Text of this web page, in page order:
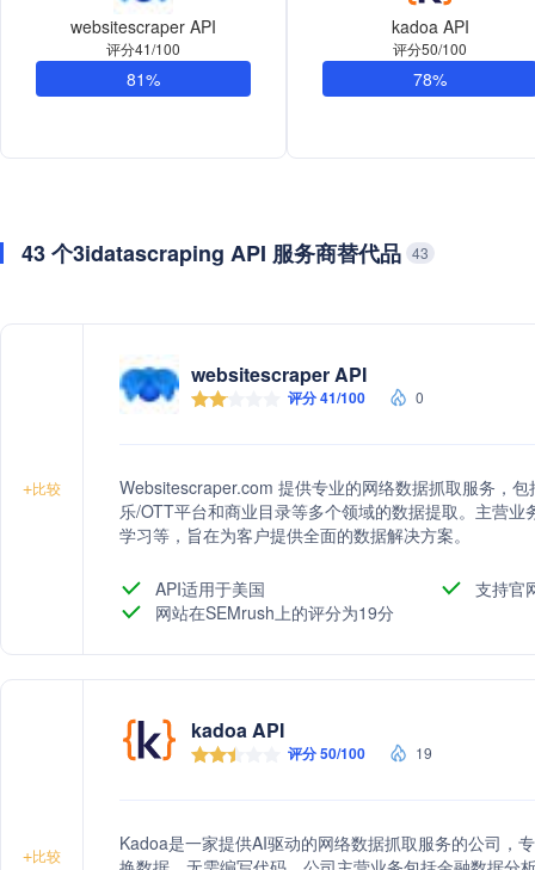
websitescraper API
评分41/100
81%
kadoa API
评分50/100
78%
43 个3idatascraping API 服务商替代品 43
+比较
websitescraper API
评分 41/100 0
Websitescraper.com 提供专业的网络数据抓取服务，
乐/OTT平台和商业目录等多个领域的数据提取。主营
学习等，旨在为客户提供全面的数据解决方案。
API适用于美国
支持官
网站在SEMrush上的评分为19分
+比较
kadoa API
评分 50/100 19
Kadoa是一家提供AI驱动的网络数据抓取服务的公司，